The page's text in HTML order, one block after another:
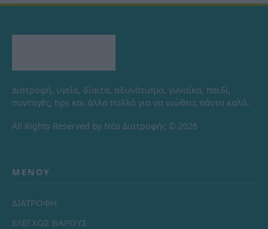
Διατροφή, υγεία, δίαιτα, αδυνάτισμα, γυναίκα, παιδί,
συνταγές, tips και άλλα πολλά για να νιώθεις πάντα καλά.
All Rights Reserved by Νέα Διατροφής © 2026
ΜΕΝΟΎ
ΔΙΑΤΡΟΦΗ
ΕΛΕΓΧΟΣ ΒΑΡΟΥΣ